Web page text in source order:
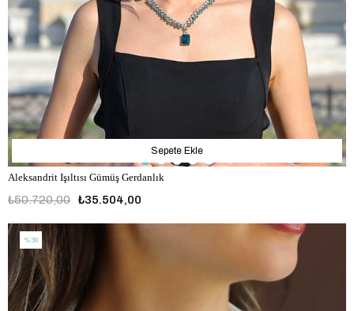
Aleksandrit Işıltısı Gümüş Gerdanlık
₺35.504,00
₺50.720,00
Sepete Ekle
%30